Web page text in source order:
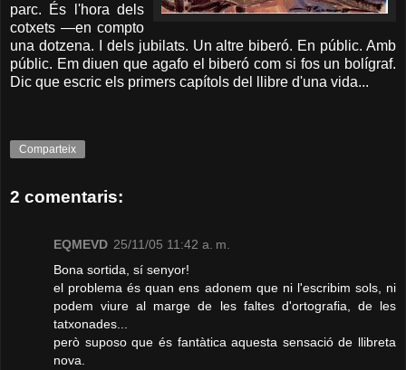
parc. És l'hora dels
cotxets —en compto
una dotzena. I dels jubilats. Un altre biberó. En públic. Amb
públic. Em diuen que agafo el biberó com si fos un bolígraf.
Dic que escric els primers capítols del llibre d'una vida...
Comparteix
2 comentaris:
EQMEVD 25/11/05 11:42 a. m.
Bona sortida, sí senyor!
el problema és quan ens adonem que ni l'escribim sols, ni
podem viure al marge de les faltes d'ortografia, de les
tatxonades...
però suposo que és fantàtica aquesta sensació de llibreta
nova.